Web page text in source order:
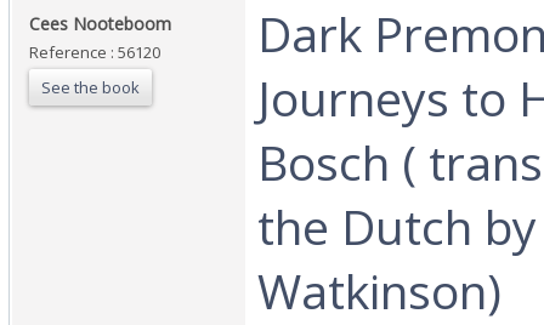
‎Cees Nooteboom‎
Reference : 56120
See the book
‎Dark
Journeys to
Bosch (
the Dutch
Watkinson)‎